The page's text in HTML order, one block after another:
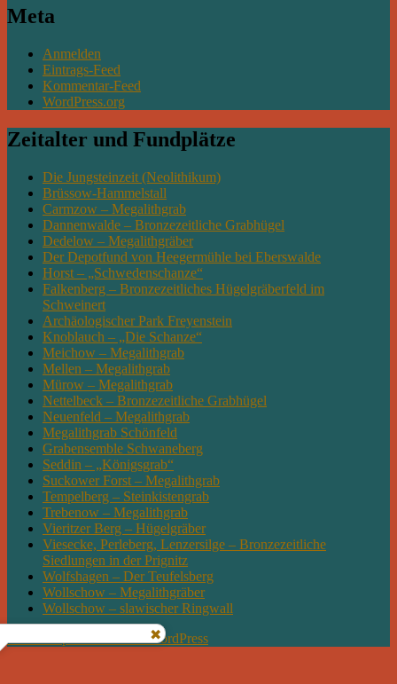
Meta
Anmelden
Eintrags-Feed
Kommentar-Feed
WordPress.org
Zeitalter und Fundplätze
Die Jungsteinzeit (Neolithikum)
Brüssow-Hammelstall
Carmzow – Megalithgrab
Dannenwalde – Bronzezeitliche Grabhügel
Dedelow – Megalithgräber
Der Depotfund von Heegermühle bei Eberswalde
Horst – „Schwedenschanze“
Falkenberg – Bronzezeitliches Hügelgräberfeld im
Schweinert
Archäologischer Park Freyenstein
Knoblauch – „Die Schanze“
Meichow – Megalithgrab
Mellen – Megalithgrab
Mürow – Megalithgrab
Nettelbeck – Bronzezeitliche Grabhügel
Neuenfeld – Megalithgrab
Megalithgrab Schönfeld
Grabensemble Schwaneberg
Seddin – „Königsgrab“
Suckower Forst – Megalithgrab
Tempelberg – Steinkistengrab
Trebenow – Megalithgrab
Vieritzer Berg – Hügelgräber
Viesecke, Perleberg, Lenzersilge – Bronzezeitliche
Siedlungen in der Prignitz
Wolfshagen – Der Teufelsberg
Wollschow – Megalithgräber
Wollschow – slawischer Ringwall
Mit Stolz präsentiert von WordPress